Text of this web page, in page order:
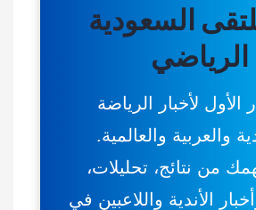
السعودية
الرياضي
الأول لأخبار الرياضة
والعربية والعالمية.
من نتائج، تحليلات،
الأندية واللاعبين في